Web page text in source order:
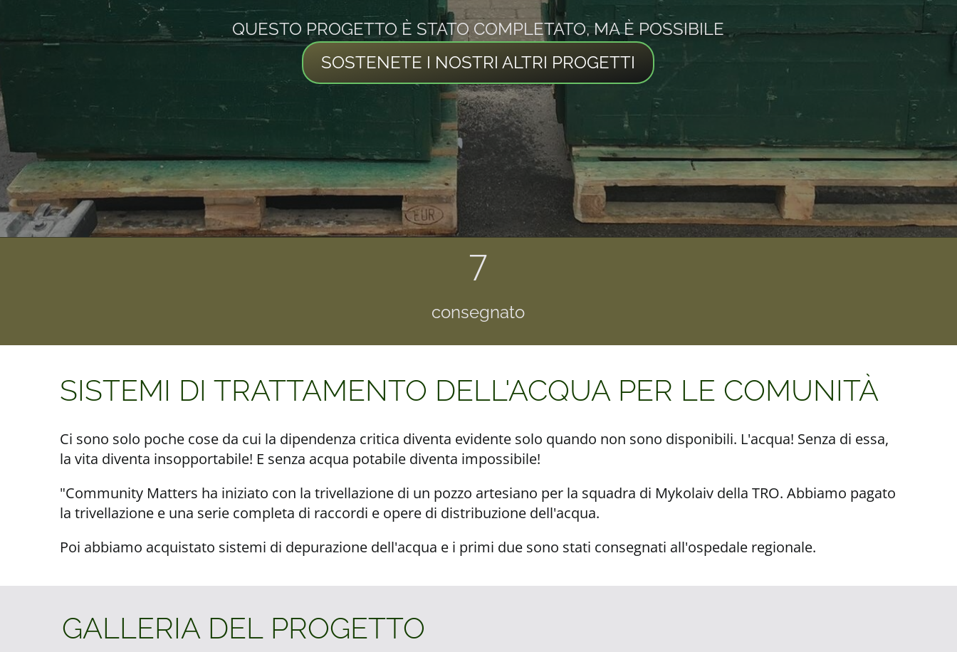
QUESTO PROGETTO È STATO COMPLETATO, MA È POSSIBILE
SOSTENETE I NOSTRI ALTRI PROGETTI
7
consegnato
SISTEMI DI TRATTAMENTO DELL'ACQUA PER LE COMUNITÀ
Ci sono solo poche cose da cui la dipendenza critica diventa evidente solo quando non sono disponibili. L'acqua! Senza di essa,
la vita diventa insopportabile! E senza acqua potabile diventa impossibile!
"Community Matters ha iniziato con la trivellazione di un pozzo artesiano per la squadra di Mykolaiv della TRO. Abbiamo pagato
la trivellazione e una serie completa di raccordi e opere di distribuzione dell'acqua.
Poi abbiamo acquistato sistemi di depurazione dell'acqua e i primi due sono stati consegnati all'ospedale regionale.
GALLERIA DEL PROGETTO